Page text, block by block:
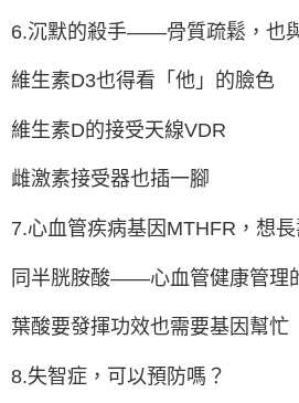
6.沉默的殺手——骨質疏鬆，也
維生素D3也得看「他」的臉色
維生素D的接受天線VDR
雌激素接受器也插一腳
7.心血管疾病基因MTHFR，想
同半胱胺酸——心血管健康管理
葉酸要發揮功效也需要基因幫忙
8.失智症，可以預防嗎？